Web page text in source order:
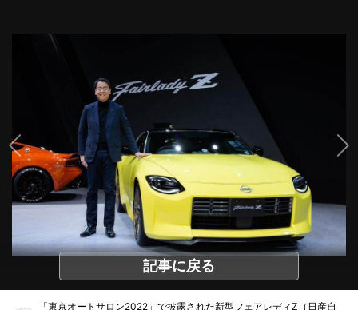
記事に戻る
「東京オートサロン2022」で披露された新型フェアレディZ（日産自